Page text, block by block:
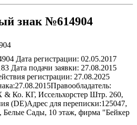
знак №614904
Дата регистрации: 02.05.2017
Дата подачи заявки: 27.08.2015
регистрации: 27.08.2025
27.08.2015Правообладатель:
Ко. КГ, Иссельхорстер Штр. 260,
(DE)Адрес для переписки:125047,
Белые Сады, 10 этаж, фирма "Бейкер